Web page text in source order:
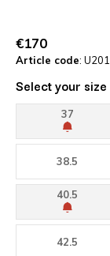
€170
Article code:
Select your size
37
38.5
40.5
42.5